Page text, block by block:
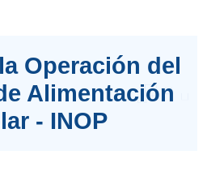
Operación del
Alimentación
- INOP